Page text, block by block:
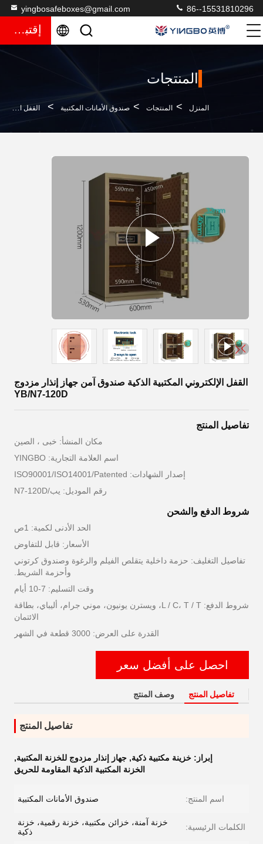
yingbosafeboxes@gmail.com 86--15531810296
إقتباس
المنتجات
المنزل > المنتجات > صندوق الأمانات المكتبية > القفل الإلكتروني المكتبية الذكية صندوق آمن جهاز إنذار مزدوج YB/N7-120D
القفل الإلكتروني المكتبية الذكية صندوق آمن جهاز إنذار مزدوج
YB/N7-120D
تفاصيل المنتج
مكان المنشأ: خبى ، الصين
اسم العلامة التجارية: YINGBO
إصدار الشهادات: ISO90001/ISO14001/Patented
رقم الموديل: يب/N7-120D
شروط الدفع والشحن
الحد الأدنى لكمية: 1ص
الأسعار: قابل للتفاوض
تفاصيل التغليف: حزمة داخلية يتقلص الفيلم والرغوة وصندوق كرتوني
وأحزمة الشريط.
وقت التسليم: 7-10 أيام
شروط الدفع: L / C، T / T، ويسترن يونيون، موني جرام، أليباي، بطاقة
الائتمان
القدرة على العرض: 3000 قطعة في الشهر
احصل على أفضل سعر
تفاصيل المنتج وصف المنتج
تفاصيل المنتج
إبراز: خزينة مكتبية ذكية, جهاز إنذار مزدوج للخزنة المكتبية,
الخزنة المكتبية الذكية المقاومة للحريق
اسم المنتج: صندوق الأمانات المكتبية
الكلمات الرئيسية:
خزنة آمنة، خزائن مكتبية، خزنة رقمية، خزنة
ذكية